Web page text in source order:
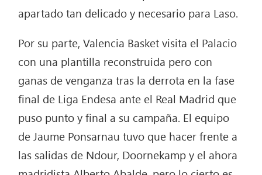
apartado tan delicado y necesario para Laso.
Por su parte, Valencia Basket visita el Palacio
con una plantilla reconstruida pero con
ganas de venganza tras la derrota en la fase
final de Liga Endesa ante el Real Madrid que
puso punto y final a su campaña. El equipo
de Jaume Ponsarnau tuvo que hacer frente a
las salidas de Ndour, Doornekamp y el ahora